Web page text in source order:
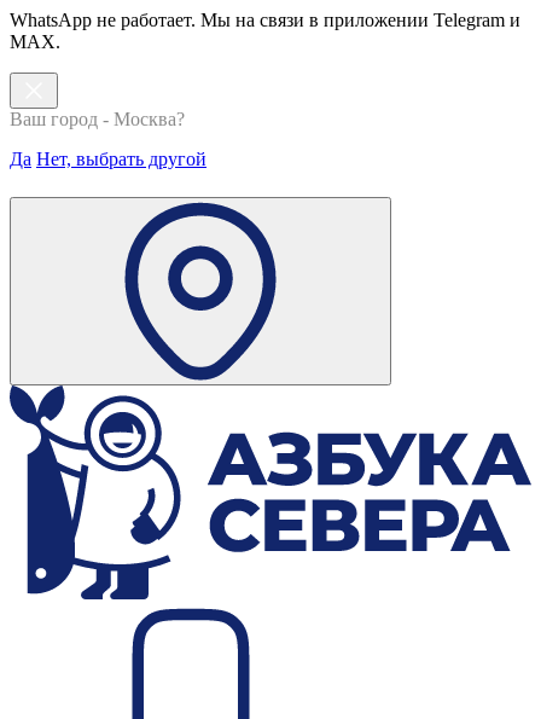
WhatsApp не работает. Мы на связи в приложении Telegram и
MAX.
Ваш город - Москва?
Да Нет, выбрать другой